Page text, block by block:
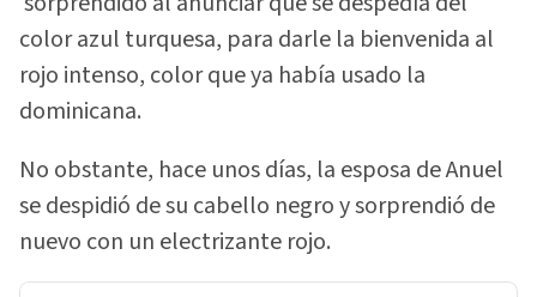
color azul turquesa, para darle la bienvenida al
rojo intenso, color que ya había usado la
dominicana.
No obstante, hace unos días, la esposa de Anuel
se despidió de su cabello negro y sorprendió de
nuevo con un electrizante rojo.